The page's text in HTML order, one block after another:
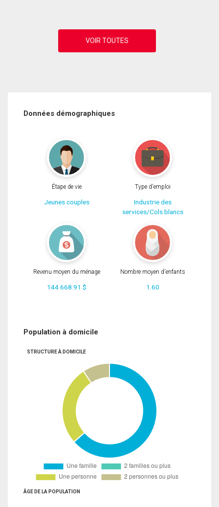
Données démographiques
Étape de vie
Jeunes couples
Type d'emploi
Industrie des
services/Cols blancs
Revenu moyen du ménage
144 668.91 $
Nombre moyen d'enfants
1.60
Population à domicile
STRUCTURE À DOMICILE
ÂGE DE LA POPULATION